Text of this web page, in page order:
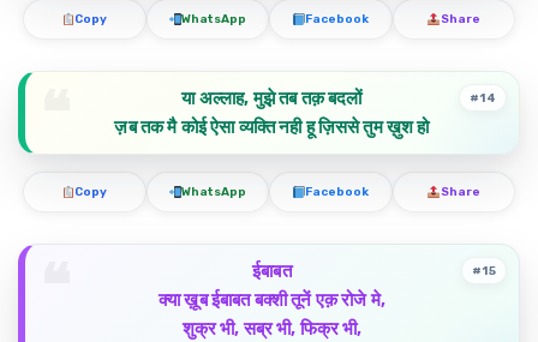
Copy WhatsApp Facebook Share
या अल्लाह, मुझ़े तब तक़ बदलों
ज़ब तक मै कोई ऐसा व्यक्ति नही हू ज़िससे तुम ख़ुश हो
#14
Copy WhatsApp Facebook Share
ईबाबत
क्या ख़ूब ईबाबत बक्शी तूनें एक़ रोजे मे,
शुक्र भी, सब्र भी, फिक्र भी,
#15